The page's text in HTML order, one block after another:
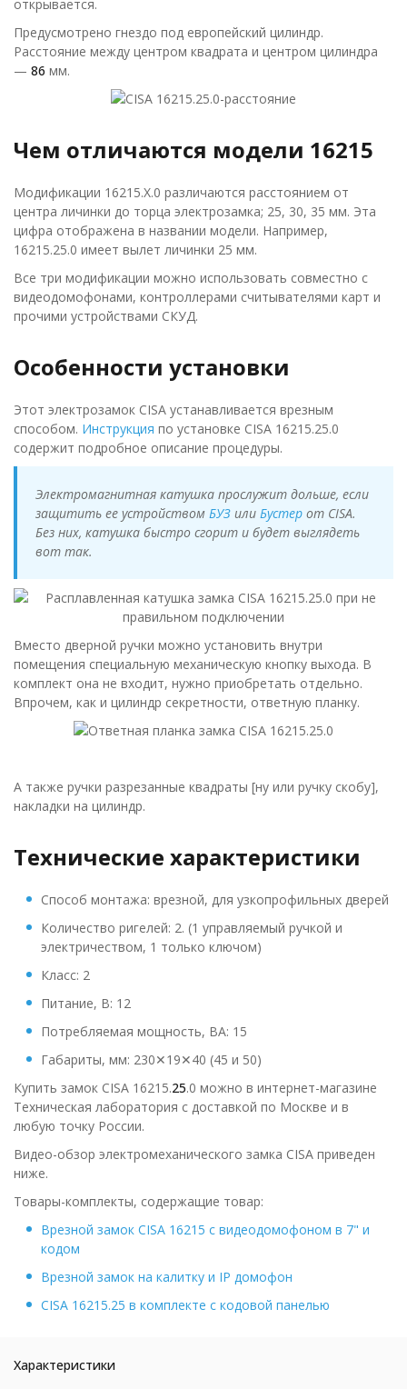
открывается.
Предусмотрено гнездо под европейский цилиндр.
Расстояние между центром квадрата и центром цилиндра
— 86 мм.
Чем отличаются модели 16215
Модификации 16215.X.0 различаются расстоянием от
центра личинки до торца электрозамка; 25, 30, 35 мм. Эта
цифра отображена в названии модели. Например,
16215.25.0 имеет вылет личинки 25 мм.
Все три модификации можно использовать совместно с
видеодомофонами, контроллерами считывателями карт и
прочими устройствами СКУД.
Особенности установки
Этот электрозамок CISA устанавливается врезным
способом. Инструкция по установке CISA 16215.25.0
содержит подробное описание процедуры.
Электромагнитная катушка прослужит дольше, если
защитить ее устройством БУЗ или Бустер от CISA.
Без них, катушка быстро сгорит и будет выглядеть
вот так.
Вместо дверной ручки можно установить внутри
помещения специальную механическую кнопку выхода. В
комплект она не входит, нужно приобретать отдельно.
Впрочем, как и цилиндр секретности, ответную планку.
А также ручки разрезанные квадраты [ну или ручку скобу],
накладки на цилиндр.
Технические характеристики
Способ монтажа: врезной, для узкопрофильных дверей
Количество ригелей: 2. (1 управляемый ручкой и
электричеством, 1 только ключом)
Класс: 2
Питание, В: 12
Потребляемая мощность, ВА: 15
Габариты, мм: 230✕19✕40 (45 и 50)
Купить замок CISA 16215.25.0 можно в интернет-магазине
Техническая лаборатория с доставкой по Москве и в
любую точку России.
Видео-обзор электромеханического замка CISA приведен
ниже.
Товары-комплекты, содержащие товар:
Врезной замок CISA 16215 с видеодомофоном в 7" и
кодом
Врезной замок на калитку и IP домофон
CISA 16215.25 в комплекте c кодовой панелью
Характеристики